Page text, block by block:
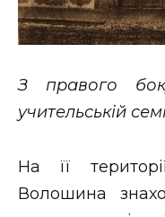
З правого
учительській
На її
Волошина